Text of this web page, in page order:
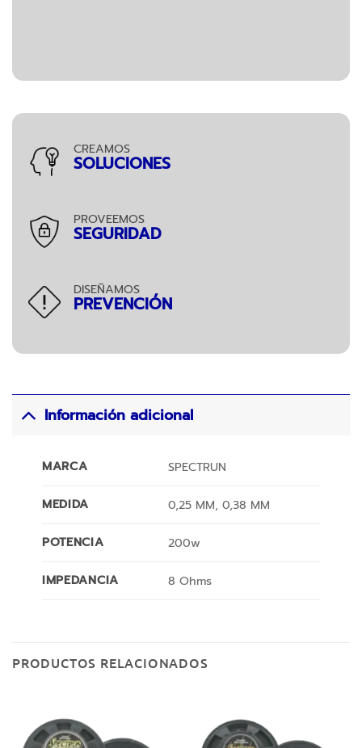
CREAMOS
SOLUCIONES
PROVEEMOS
SEGURIDAD
DISEÑAMOS
PREVENCIÓN
Información adicional
MARCA SPECTRUN
MEDIDA 0,25 MM, 0,38 MM
POTENCIA 200w
IMPEDANCIA 8 Ohms
PRODUCTOS RELACIONADOS